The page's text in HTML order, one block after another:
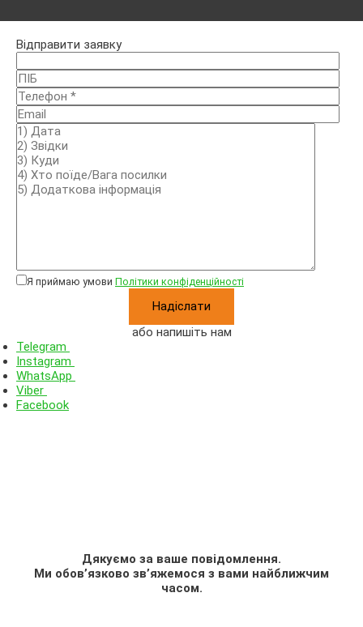
Відправити заявку
Я приймаю умови Політики конфіденційності
або напишіть нам
Telegram
Instagram
WhatsApp
Viber
Facebook
Дякуємо за ваше повідомлення.
Ми обов’язково зв’яжемося з вами найближчим
часом.